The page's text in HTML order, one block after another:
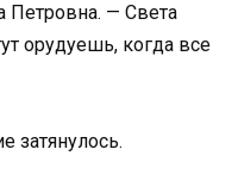
Петровна. — Света
орудуешь, когда все
затянулось.